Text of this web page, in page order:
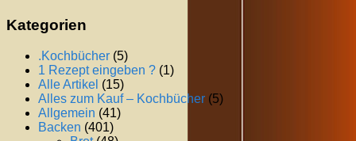
Kategorien
.Kochbücher (5)
1 Rezept eingeben ? (1)
Alle Artikel (15)
Alles zum Kauf – Kochbücher (5)
Allgemein (41)
Backen (401)